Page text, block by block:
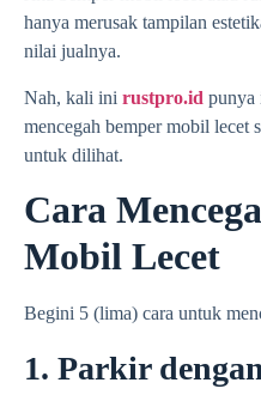
hanya merusak tampilan
nilai jualnya.
Nah, kali ini rustpro.id punya
mencegah bemper mobil lecet
untuk dilihat.
Cara
Mobil Lecet
Begini 5 (lima) cara untuk
1. Parkir